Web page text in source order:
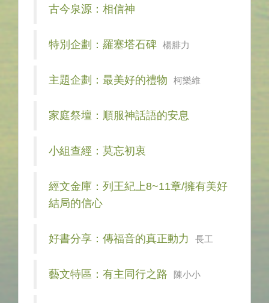
古今泉源：相信神
特別企劃：羅塞塔石碑 楊腓力
主題企劃：最美好的禮物 柯樂維
家庭祭壇：順服神話語的安息
小組查經：莫忘初衷
經文金庫：列王紀上8~11章/擁有美好
結局的信心
好書分享：傳福音的真正動力 長工
藝文特區：有主同行之路 陳小小